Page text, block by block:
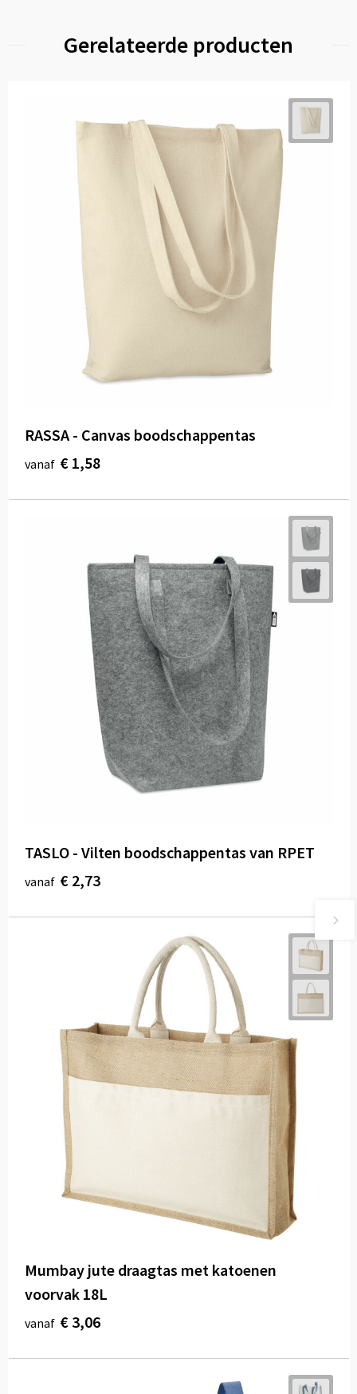
Gerelateerde producten
RASSA - Canvas boodschappentas
vanaf € 1,58
TASLO - Vilten boodschappentas van RPET
vanaf € 2,73
Mumbay jute draagtas met katoenen
voorvak 18L
vanaf € 3,06